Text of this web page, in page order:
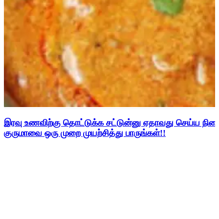
இரவு உணவிற்கு தொட்டுக்க சட்டுன்னு ஏதாவது செய்ய
குருமாவை ஒரு முறை முயற்சித்து பாருங்கள்!!